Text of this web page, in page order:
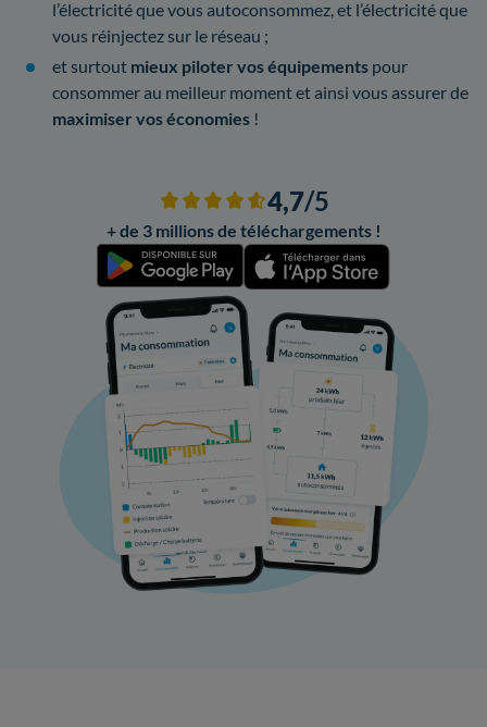
l’électricité que vous autoconsommez, et l’électricité que
vous réinjectez sur le réseau ;
et surtout mieux piloter vos équipements pour
consommer au meilleur moment et ainsi vous assurer de
maximiser vos économies !
4,7/5
+ de 3 millions de téléchargements !